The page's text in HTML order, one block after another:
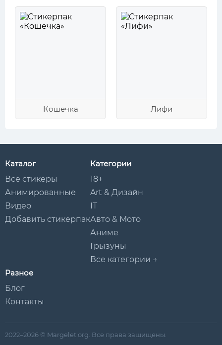
Кошечка Лифи
Каталог
Все стикеры
Анимированные
Видео
Добавить стикерпак
Категории
18+
Art & Дизайн
IT
Авто & Мото
Аниме
Грызуны
Все категории →
Разное
Блог
Контакты
2022–2026 © Margelet.org. Все права защищены.